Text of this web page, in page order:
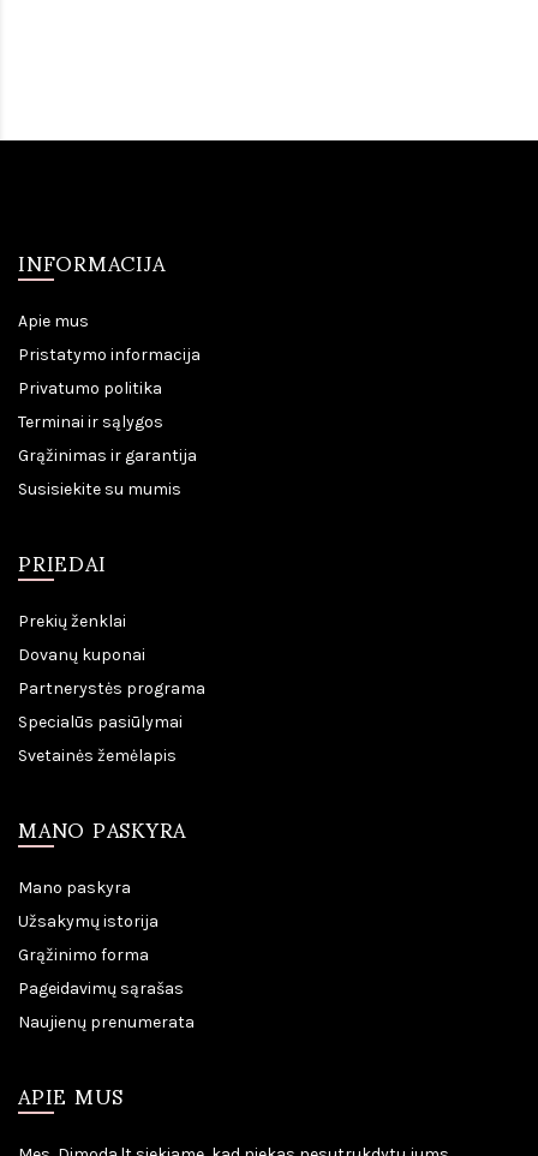
INFORMACIJA
Apie mus
Pristatymo informacija
Privatumo politika
Terminai ir sąlygos
Grąžinimas ir garantija
Susisiekite su mumis
PRIEDAI
Prekių ženklai
Dovanų kuponai
Partnerystės programa
Specialūs pasiūlymai
Svetainės žemėlapis
MANO PASKYRA
Mano paskyra
Užsakymų istorija
Grąžinimo forma
Pageidavimų sąrašas
Naujienų prenumerata
APIE MUS